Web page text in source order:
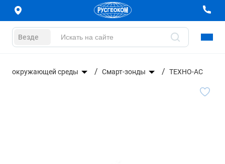
Везде
окружающей среды Смарт-зонды ТЕХНО-АС